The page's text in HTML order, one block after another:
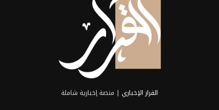
القرار الإخباري | منصة إخبارية شاملة